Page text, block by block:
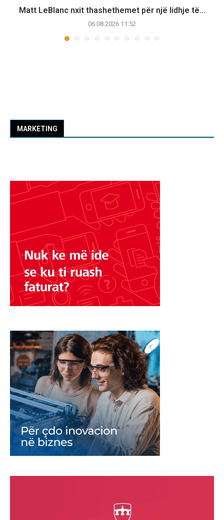
Matt LeBlanc nxit thashethemet për një lidhje të...
06.08.2026 11:52
MARKETING